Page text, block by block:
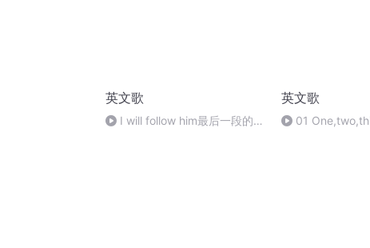
英文歌
I will follow him最后一段的和
英文歌
01